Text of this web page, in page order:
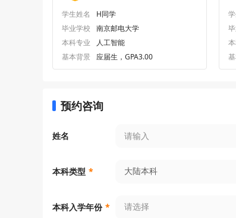
学生姓名
H同学
毕业学校
南京邮电大学
本科专业
人工智能
基本背景
应届生，GPA3.00
预约咨询
姓名
本科类型 * 大陆本科
本科入学年份 * 请选择